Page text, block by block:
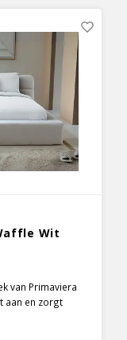
Wit
van Primaviera
aan en zorgt
heeft een